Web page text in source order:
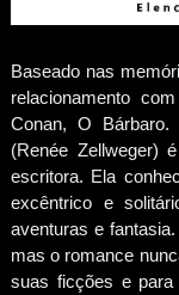
Baseado nas
relacionamento
Conan, O
(Renée Zellweger)
escritora. Ela
excêntrico e
aventuras e
mas o romance
suas ficções e